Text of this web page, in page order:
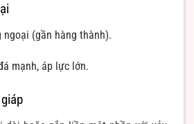
ngoại (gần hàng thành).
mạnh, áp lực lớn.